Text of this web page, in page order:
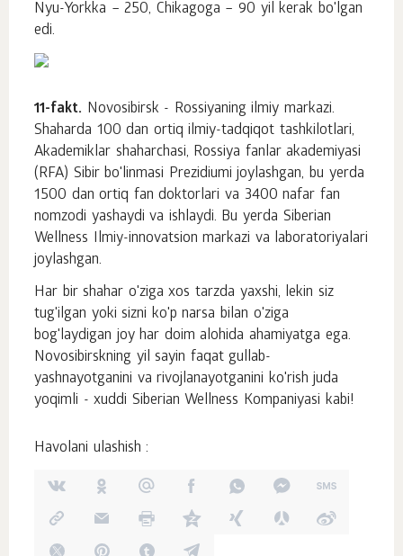
Nyu-Yorkka – 250, Chikagoga – 90 yil kerak bo'lgan
edi.
11-fakt. Novosibirsk - Rossiyaning ilmiy markazi.
Shaharda 100 dan ortiq ilmiy-tadqiqot tashkilotlari,
Akademiklar shaharchasi, Rossiya fanlar akademiyasi
(RFA) Sibir bo'linmasi Prezidiumi joylashgan, bu yerda
1500 dan ortiq fan doktorlari va 3400 nafar fan
nomzodi yashaydi va ishlaydi. Bu yerda Siberian
Wellness Ilmiy-innovatsion markazi va laboratoriyalari
joylashgan.
Har bir shahar o'ziga xos tarzda yaxshi, lekin siz
tug'ilgan yoki sizni ko'p narsa bilan o'ziga
bog'laydigan joy har doim alohida ahamiyatga ega.
Novosibirskning yil sayin faqat gullab-
yashnayotganini va rivojlanayotganini ko'rish juda
yoqimli - xuddi Siberian Wellness Kompaniyasi kabi!
Havolani ulashish :